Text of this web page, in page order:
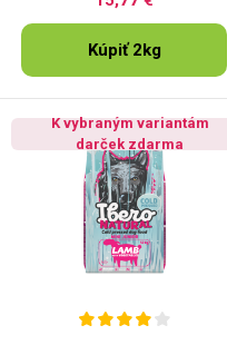
Kúpiť 2kg
K vybraným variantám
darček zdarma